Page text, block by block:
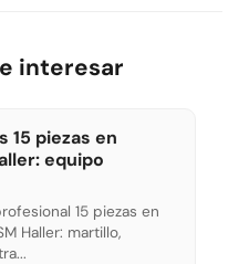
interesar
15 piezas en
equipo
15 piezas en
Haller: martillo,